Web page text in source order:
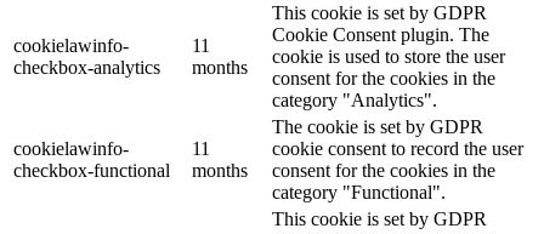
cookielawinfo-
checkbox-analytics
11
months
This cookie is set by GDPR
Cookie Consent plugin. The
cookie is used to store the user
consent for the cookies in the
category "Analytics".
cookielawinfo-
checkbox-functional
11
months
The cookie is set by GDPR
cookie consent to record the user
consent for the cookies in the
category "Functional".
This cookie is set by GDPR